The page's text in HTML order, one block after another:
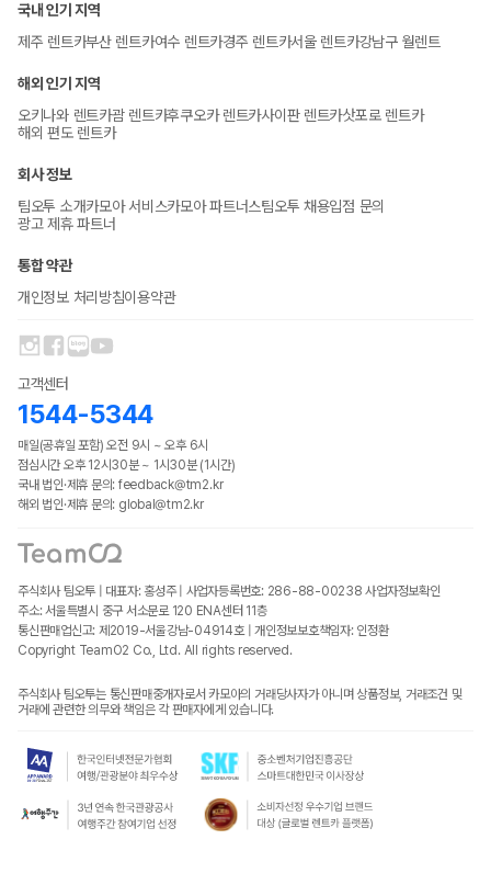
국내 인기 지역
제주 렌트카부산 렌트카여수 렌트카경주 렌트카서울 렌트카강남구 월렌트
해외 인기 지역
오키나와 렌트카괌 렌트카후쿠오카 렌트카사이판 렌트카삿포로 렌트카
해외 편도 렌트카
회사 정보
팀오투 소개카모아 서비스카모아 파트너스팀오투 채용입점 문의
광고 제휴 파트너
통합 약관
개인정보 처리방침이용약관
고객센터
1544-5344
매일(공휴일 포함) 오전 9시 ~ 오후 6시
점심시간 오후 12시30분 ~ 1시30분 (1시간)
국내 법인·제휴 문의: feedback@tm2.kr
해외 법인·제휴 문의: global@tm2.kr
주식회사 팀오투 | 대표자: 홍성주 | 사업자등록번호: 286-88-00238 사업자정보확인
주소: 서울특별시 중구 서소문로 120 ENA센터 11층
통신판매업신고: 제2019-서울강남-04914호 | 개인정보보호책임자: 인정환
Copyright TeamO2 Co., Ltd. All rights reserved.
주식회사 팀오투는 통신판매중개자로서 카모아의 거래당사자가 아니며 상품정보, 거래조건 및
거래에 관련한 의무와 책임은 각 판매자에게 있습니다.